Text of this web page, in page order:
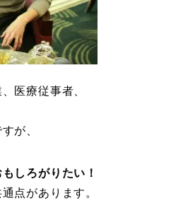
医療従事者、
が、
しろがりたい！
点があります。